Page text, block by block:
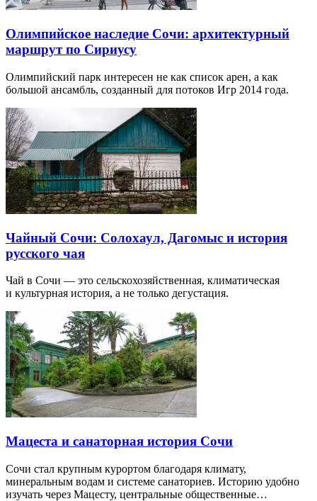
Олимпийское наследие Сочи: архитектурный
маршрут по Сириусу
Олимпийский парк интересен не как список арен, а как
большой ансамбль, созданный для потоков Игр 2014 года.
Чайный Сочи: Солохаул, Дагомыс и история
русского чая
Чай в Сочи — это сельскохозяйственная, климатическая
и культурная история, а не только дегустация.
Мацеста и санаторная история Сочи
Сочи стал крупным курортом благодаря климату,
минеральным водам и системе санаториев. Историю удобно
изучать через Мацесту, центральные общественные…